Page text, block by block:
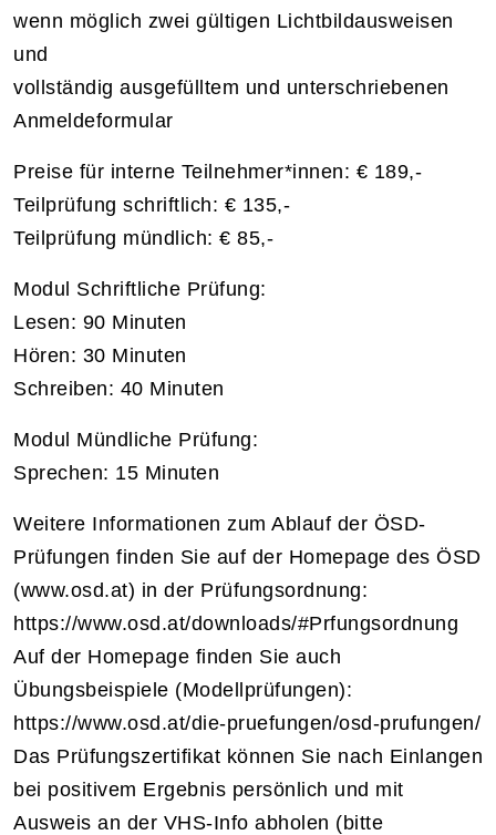
wenn möglich zwei gültigen Lichtbildausweisen
und
vollständig ausgefülltem und unterschriebenen
Anmeldeformular
Preise für interne Teilnehmer*innen: € 189,-
Teilprüfung schriftlich: € 135,-
Teilprüfung mündlich: € 85,-
Modul Schriftliche Prüfung:
Lesen: 90 Minuten
Hören: 30 Minuten
Schreiben: 40 Minuten
Modul Mündliche Prüfung:
Sprechen: 15 Minuten
Weitere Informationen zum Ablauf der ÖSD-
Prüfungen finden Sie auf der Homepage des ÖSD
(www.osd.at) in der Prüfungsordnung:
https://www.osd.at/downloads/#Prfungsordnung
Auf der Homepage finden Sie auch
Übungsbeispiele (Modellprüfungen):
https://www.osd.at/die-pruefungen/osd-prufungen/
Das Prüfungszertifikat können Sie nach Einlangen
bei positivem Ergebnis persönlich und mit
Ausweis an der VHS-Info abholen (bitte